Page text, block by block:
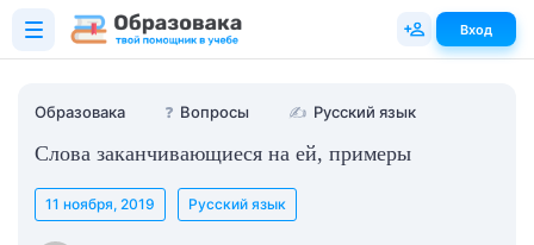
Образовака ❓ Вопросы ✍ Русский язык
Слова заканчивающиеся на ей, примеры
11 ноября, 2019 Русский язык
Вход